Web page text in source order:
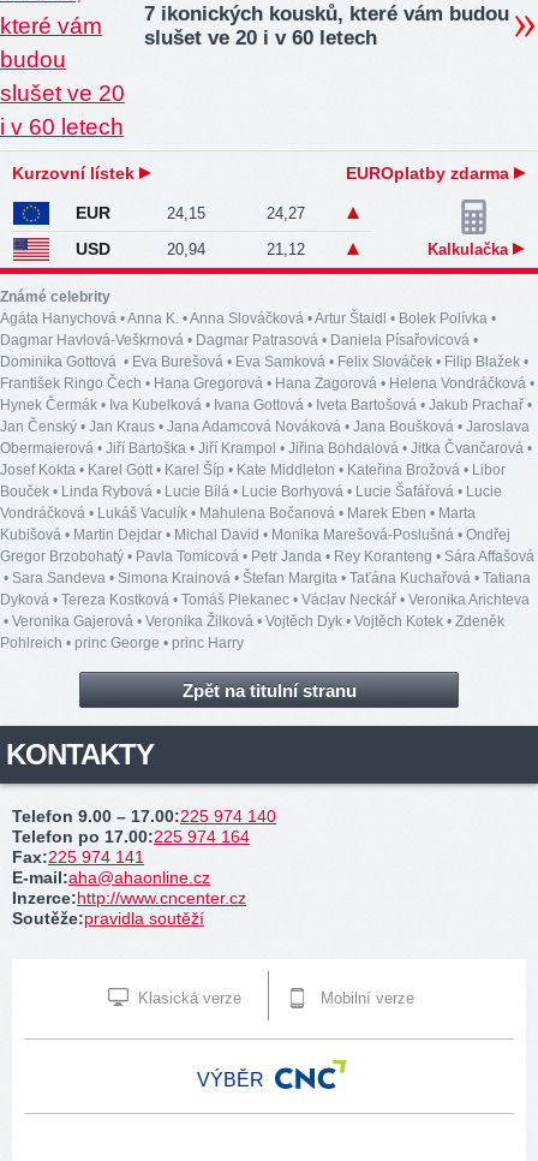
7 ikonických kousků, které vám budou
slušet ve 20 i v 60 letech
Kurzovní lístek EUROplatby zdarma
EUR 24,15 24,27
USD 20,94 21,12 Kalkulačka
Známé celebrity
Agáta Hanychová •Anna K. •Anna Slováčková •Artur Štaidl • Bolek Polívka •
Dagmar Havlová-Veškrnová • Dagmar Patrasová • Daniela Písařovicová •
Dominika Gottová • Eva Burešová • Eva Samková • Felix Slováček • Filip Blažek •
František Ringo Čech • Hana Gregorová • Hana Zagorová • Helena Vondráčková •
Hynek Čermák • Iva Kubelková • Ivana Gottová • Iveta Bartošová • Jakub Prachař •
Jan Čenský • Jan Kraus • Jana Adamcová Nováková • Jana Boušková • Jaroslava
Obermaierová • Jiří Bartoška • Jiří Krampol • Jiřina Bohdalová • Jitka Čvančarová •
Josef Kokta • Karel Gott• Karel Šíp • Kate Middleton • Kateřina Brožová • Libor
Bouček • Linda Rybová • Lucie Bílá • Lucie Borhyová • Lucie Šafářová • Lucie
Vondráčková • Lukáš Vaculík • Mahulena Bočanová • Marek Eben • Marta
Kubišová • Martin Dejdar • Michal David • Monika Marešová-Poslušná • Ondřej
Gregor Brzobohatý • Pavla Tomicová • Petr Janda • Rey Koranteng • Sára Affašová
• Sara Sandeva • Simona Krainová • Štefan Margita • Taťána Kuchařová • Tatiana
Dyková • Tereza Kostková • Tomáš Plekanec • Václav Neckář • Veronika Arichteva
• Veronika Gajerová • Veronika Žilková • Vojtěch Dyk • Vojtěch Kotek • Zdeněk
Pohlreich • princ George • princ Harry
Zpět na titulní stranu
KONTAKTY
Telefon 9.00 – 17.00:225 974 140
Telefon po 17.00:225 974 164
Fax:225 974 141
E-mail:aha@ahaonline.cz
Inzerce:http://www.cncenter.cz
Soutěže:pravidla soutěží
Klasická verze Mobilní verze
VÝBĚR